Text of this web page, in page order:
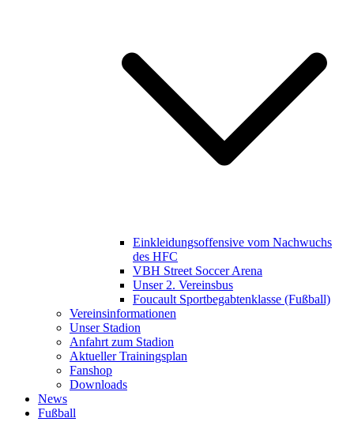
Einkleidungsoffensive vom Nachwuchs
des HFC
VBH Street Soccer Arena
Unser 2. Vereinsbus
Foucault Sportbegabtenklasse (Fußball)
Vereinsinformationen
Unser Stadion
Anfahrt zum Stadion
Aktueller Trainingsplan
Fanshop
Downloads
News
Fußball